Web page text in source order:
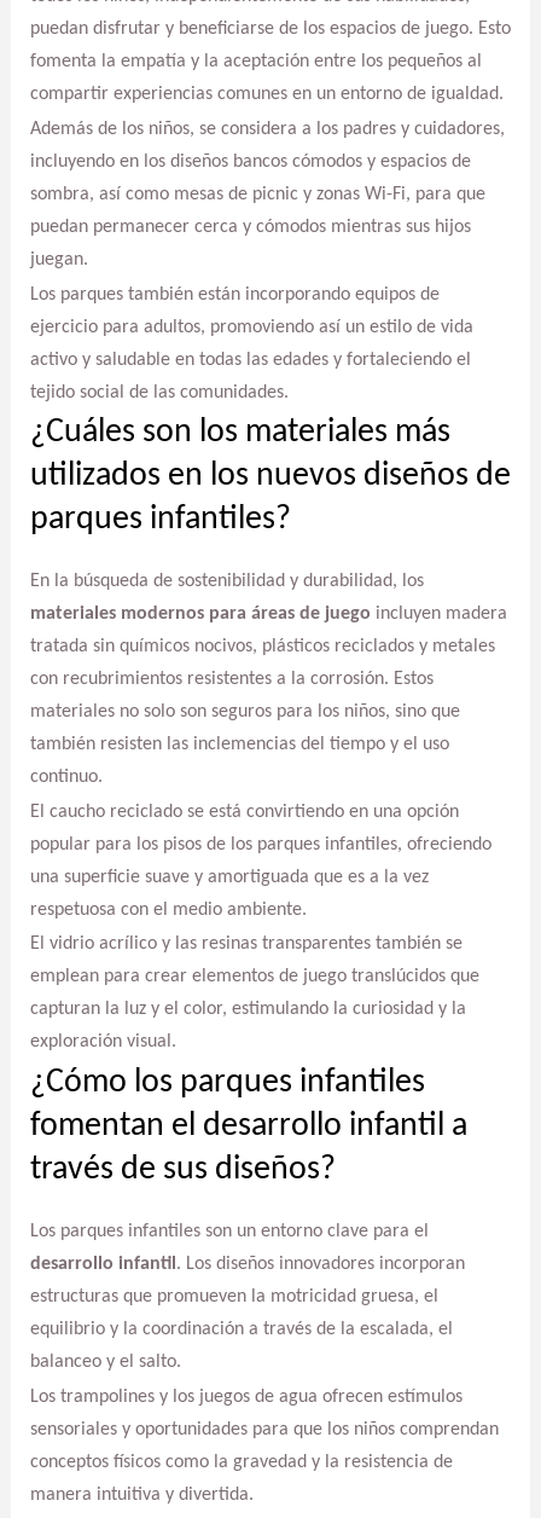
puedan disfrutar y beneficiarse de los espacios de juego. Esto
fomenta la empatía y la aceptación entre los pequeños al
compartir experiencias comunes en un entorno de igualdad.
Además de los niños, se considera a los padres y cuidadores,
incluyendo en los diseños bancos cómodos y espacios de
sombra, así como mesas de picnic y zonas Wi-Fi, para que
puedan permanecer cerca y cómodos mientras sus hijos
juegan.
Los parques también están incorporando equipos de
ejercicio para adultos, promoviendo así un estilo de vida
activo y saludable en todas las edades y fortaleciendo el
tejido social de las comunidades.
¿Cuáles son los materiales más
utilizados en los nuevos diseños de
parques infantiles?
En la búsqueda de sostenibilidad y durabilidad, los
materiales modernos para áreas de juego incluyen madera
tratada sin químicos nocivos, plásticos reciclados y metales
con recubrimientos resistentes a la corrosión. Estos
materiales no solo son seguros para los niños, sino que
también resisten las inclemencias del tiempo y el uso
continuo.
El caucho reciclado se está convirtiendo en una opción
popular para los pisos de los parques infantiles, ofreciendo
una superficie suave y amortiguada que es a la vez
respetuosa con el medio ambiente.
El vidrio acrílico y las resinas transparentes también se
emplean para crear elementos de juego translúcidos que
capturan la luz y el color, estimulando la curiosidad y la
exploración visual.
¿Cómo los parques infantiles
fomentan el desarrollo infantil a
través de sus diseños?
Los parques infantiles son un entorno clave para el
desarrollo infantil . Los diseños innovadores incorporan
estructuras que promueven la motricidad gruesa, el
equilibrio y la coordinación a través de la escalada, el
balanceo y el salto.
Los trampolines y los juegos de agua ofrecen estímulos
sensoriales y oportunidades para que los niños comprendan
conceptos físicos como la gravedad y la resistencia de
manera intuitiva y divertida.